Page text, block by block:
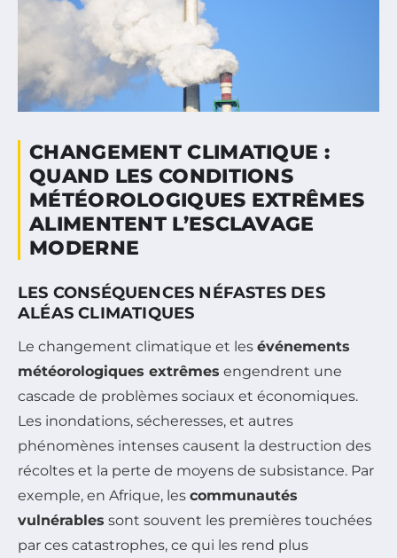
CHANGEMENT CLIMATIQUE :
QUAND LES CONDITIONS
MÉTÉOROLOGIQUES EXTRÊMES
ALIMENTENT L’ESCLAVAGE
MODERNE
LES CONSÉQUENCES NÉFASTES DES
ALÉAS CLIMATIQUES
Le changement climatique et les événements
météorologiques extrêmes engendrent une
cascade de problèmes sociaux et économiques.
Les inondations, sécheresses, et autres
phénomènes intenses causent la destruction des
récoltes et la perte de moyens de subsistance. Par
exemple, en Afrique, les communautés
vulnérables sont souvent les premières touchées
par ces catastrophes, ce qui les rend plus